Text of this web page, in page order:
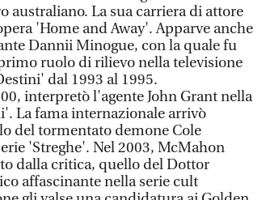
La sua carriera di attore
'Home and Away'. Apparve anche
Dannii Minogue, con la quale fu
ruolo di rilievo nella televisione
dal 1993 al 1995.
interpretò l'agente John Grant nella
La fama internazionale arrivò
del tormentato demone Cole
'Streghe'. Nel 2003, McMahon
dalla critica, quello del Dottor
affascinante nella serie cult